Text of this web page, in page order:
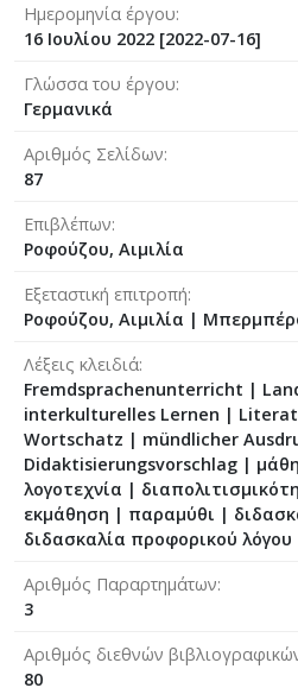
Ημερομηνία έργου
16 Ιουλίου 2022 [2022-07-16]
Γλώσσα του έργου
Γερμανικά
Αριθμός Σελίδων
87
Επιβλέπων
Ροφούζου, Αιμιλία
Εξεταστική επιτροπή
Ροφούζου, Αιμιλία |
Λέξεις κλειδιά
Fremdsprachenunterricht |
interkulturelles Lernen |
Wortschatz | mündlicher
Didaktisierungsvorschlag |
λογοτεχνία |
εκμάθηση | παραμύθι |
διδασκαλία προφορικού λόγου
Αριθμός Παραρτημάτων
3
Αριθμός διεθνών
80